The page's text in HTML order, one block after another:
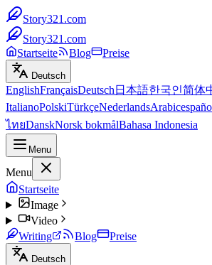
Story321.com
Story321.com
Startseite
Blog Preise
Deutsch
EnglishFrançaisDeutsch 日本語한국인简体
ItalianoPolskiTürkçeNederlandsArabic
ไทยDanskNorsk bokmålBahasa Indonesia
Menu
Menu
Startseite
Image
Video
Writing
Blog Preise
Deutsch